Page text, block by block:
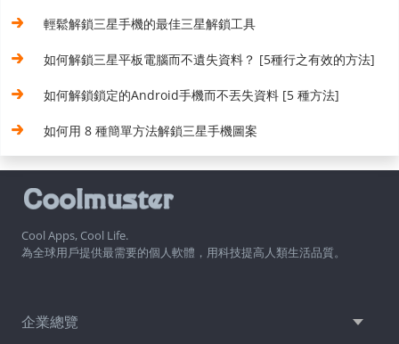
輕鬆解鎖三星手機的最佳三星解鎖工具
如何解鎖三星平板電腦而不遺失資料？ [5種行之有效的方法]
如何解鎖鎖定的Android手機而不丟失資料 [5 種方法]
如何用 8 種簡單方法解鎖三星手機圖案
Cool Apps, Cool Life.
為全球用戶提供最需要的個人軟體，用科技提高人類生活品質。
企業總覽